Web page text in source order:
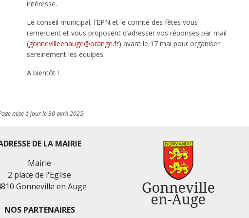
intéresse.
Le conseil municipal, l’EPN et le comité des fêtes vous
remercient et vous proposent d’adresser vos réponses par mail
(gonnevilleenauge@orange.fr) avant le 17 mai pour organiser
sereinement les équipes.
A bientôt !
mise à jour le 30 avril 2025
DE LA MAIRIE
Mairie
2 place de l'Eglise
Gonneville en Auge
NOS PARTENAIRES